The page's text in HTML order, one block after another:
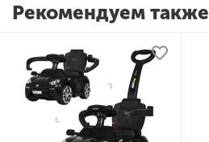
Рекомендуем также